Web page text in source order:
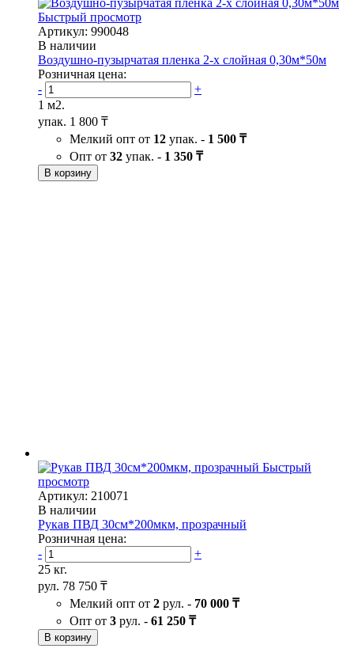
Быстрый просмотр
Артикул: 990048
В наличии
Воздушно-пузырчатая пленка 2-х слойная 0,30м*50м
Розничная цена:
-
+
1 м2.
упак. 1 800 ₸
Мелкий опт от 12 упак. - 1 500 ₸
Опт от 32 упак. - 1 350 ₸
В корзину
Быстрый
просмотр
Артикул: 210071
В наличии
Рукав ПВД 30см*200мкм, прозрачный
Розничная цена:
-
+
25 кг.
рул. 78 750 ₸
Мелкий опт от 2 рул. - 70 000 ₸
Опт от 3 рул. - 61 250 ₸
В корзину